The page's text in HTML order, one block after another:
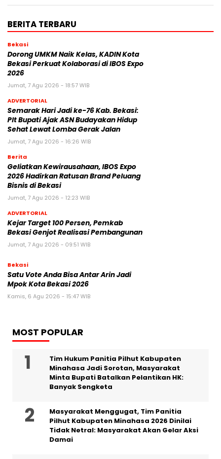
BERITA TERBARU
Bekasi
Dorong UMKM Naik Kelas, KADIN Kota
Bekasi Perkuat Kolaborasi di IBOS Expo
2026
Jumat, 7 Agu 2026 - 18:57 WIB
ADVERTORIAL
‎Semarak Hari Jadi ke-76 Kab. Bekasi:
Plt Bupati Ajak ASN Budayakan Hidup
Sehat Lewat Lomba Gerak Jalan
Jumat, 7 Agu 2026 - 16:26 WIB
Berita
‎Geliatkan Kewirausahaan, IBOS Expo
2026 Hadirkan Ratusan Brand Peluang
Bisnis di Bekasi
Jumat, 7 Agu 2026 - 12:23 WIB
ADVERTORIAL
Kejar Target 100 Persen, Pemkab
Bekasi Genjot Realisasi Pembangunan
Jumat, 7 Agu 2026 - 09:51 WIB
Bekasi
Satu Vote Anda Bisa Antar Arin Jadi
Mpok Kota Bekasi 2026
Kamis, 6 Agu 2026 - 15:47 WIB
MOST POPULAR
Tim Hukum Panitia Pilhut Kabupaten
Minahasa Jadi Sorotan, Masyarakat
Minta Bupati Batalkan Pelantikan HK:
Banyak Sengketa
Masyarakat Menggugat, Tim Panitia
Pilhut Kabupaten Minahasa 2026 Dinilai
Tidak Netral: Masyarakat Akan Gelar Aksi
Damai